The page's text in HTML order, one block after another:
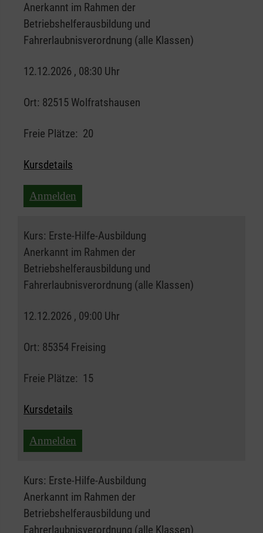
Anerkannt im Rahmen der
Betriebshelferausbildung und
Fahrerlaubnisverordnung (alle Klassen)
12.12.2026 , 08:30 Uhr
Ort: 82515 Wolfratshausen
Freie Plätze: 20
Kursdetails
Anmelden
Kurs: Erste-Hilfe-Ausbildung
Anerkannt im Rahmen der
Betriebshelferausbildung und
Fahrerlaubnisverordnung (alle Klassen)
12.12.2026 , 09:00 Uhr
Ort: 85354 Freising
Freie Plätze: 15
Kursdetails
Anmelden
Kurs: Erste-Hilfe-Ausbildung
Anerkannt im Rahmen der
Betriebshelferausbildung und
Fahrerlaubnisverordnung (alle Klassen)